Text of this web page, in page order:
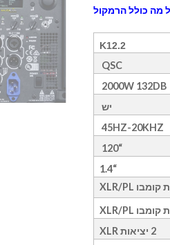
K12.2
QSC
2000W 132DB
יש
45HZ-20KHZ
“120
“1.4
2 יציאות XLR